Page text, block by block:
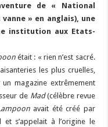
de « National
» en anglais), une
institution aux Etats-
était : « rien n’est sacré.
les plus cruelles,
magazine extrêmement
de Mad(célèbre revue
avait été créé par
et s’appelait à l’origine le